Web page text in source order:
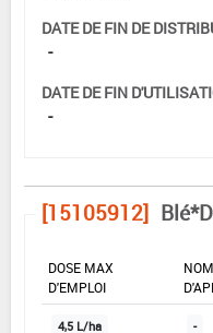
DATE DE FIN DE
-
DATE DE FIN
-
[15105912]
DOSE MAX
D'EMPLOI
4,5 L/ha -